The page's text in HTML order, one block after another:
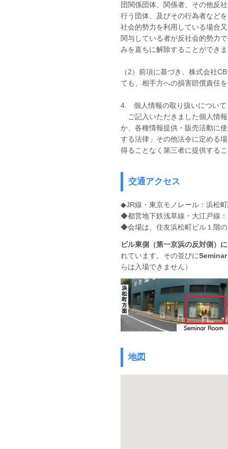
団関係団体、関係者、その他反
行う団体、及びその行為者など
社会的勢力を利用している場合
関与している者が反社会的勢力
みを直ちに解除することができ
（2）前項に基づき、株式会社
ても、相手方への損害賠償責任
4. 個人情報の取り扱いについて
ご記入いただきました個人情
か、各種情報提供・販売活動に
する法律」その他法令に定める
得ることなく第三者に提供する
交通アクセス
◆JR線・東京モノレール：浜松
◆都営地下鉄浅草線・大江戸線
◆会場は、住友浜松町ビル１階
ビル東側（第一京浜の反対側）に
れています。 その並びに
らは入場できません）
地図